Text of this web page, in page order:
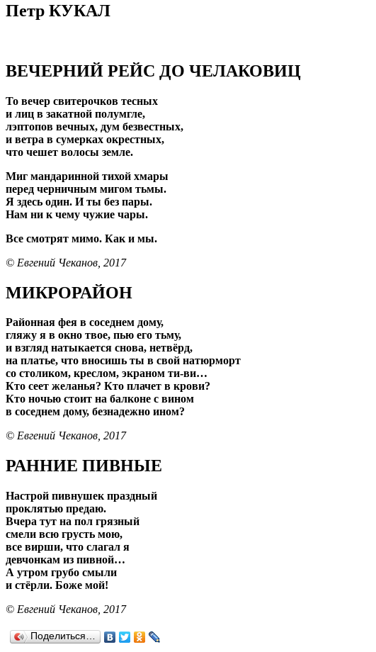
Петр КУКАЛ
ВЕЧЕРНИЙ РЕЙС ДО ЧЕЛАКОВИЦ
То вечер свитерочков тесных
и лиц в закатной полумгле,
лэптопов вечных, дум безвестных,
и ветра в сумерках окрестных,
что чешет волосы земле.
Миг мандаринной тихой хмары
перед черничным мигом тьмы.
Я здесь один. И ты без пары.
Нам ни к чему чужие чары.
Все смотрят мимо. Как и мы.
© Евгений Чеканов, 2017
МИКРОРАЙОН
Районная фея в соседнем дому,
гляжу я в окно твое, пью его тьму,
и взгляд натыкается снова, нетвёрд,
на платье, что вносишь ты в свой натюрморт
со столиком, креслом, экраном ти-ви…
Кто сеет желанья? Кто плачет в крови?
Кто ночью стоит на балконе с вином
в соседнем дому, безнадежно ином?
© Евгений Чеканов, 2017
РАННИЕ ПИВНЫЕ
Настрой пивнушек праздный
проклятью предаю.
Вчера тут на пол грязный
смели всю грусть мою,
все вирши, что слагал я
девчонкам из пивной…
А утром грубо смыли
и стёрли. Боже мой!
© Евгений Чеканов, 2017
Поделиться…